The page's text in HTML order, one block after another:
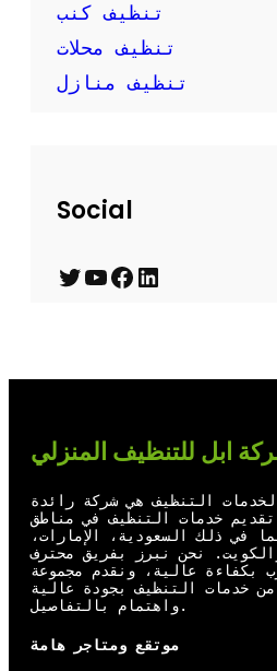
تنظيف كنب
تنظيف محلات
تنظيف منازل
Social
T
t
e
r
Y
u
b
e
F
o
o
k
L
e
d
I
n
ابل للتنظيف المنزلي
التنظيف هي شركة رائدة
خدمات التنظيف في مناطق
في ذلك السعودية، الإمارات،
نحن نبرز بفريق محترف
بكفاءة عالية، ونقدم مجموعة
خدمات التنظيف بجودة عالية
واهتمام بالتفاصيل.
موتقع ومتاجر هامة